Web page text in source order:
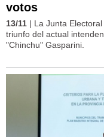
votos
13/11 | La Junta
triunfo del actual
"Chinchu" Gasparini.